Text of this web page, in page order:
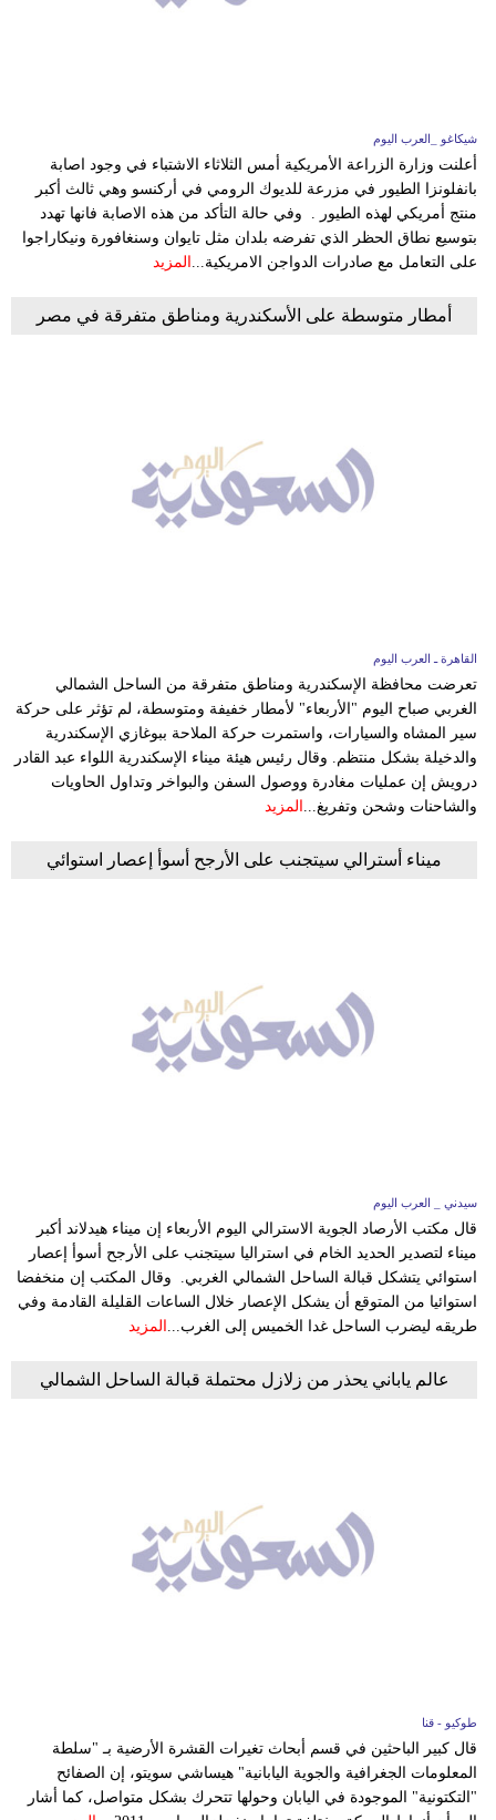
شيكاغو _العرب اليوم
أعلنت وزارة الزراعة الأمريكية أمس الثلاثاء الاشتباء في وجود اصابة
بانفلونزا الطيور في مزرعة للديوك الرومي في أركنسو وهي ثالث أكبر
منتج أمريكي لهذه الطيور . وفي حالة التأكد من هذه الاصابة فانها تهدد
بتوسيع نطاق الحظر الذي تفرضه بلدان مثل تايوان وسنغافورة ونيكاراجوا
على التعامل مع صادرات الدواجن الامريكية... المزيد
أمطار متوسطة على الأسكندرية ومناطق متفرقة في مصر
القاهرة ـ العرب اليوم
تعرضت محافظة الإسكندرية ومناطق متفرقة من الساحل الشمالي
الغربي صباح اليوم "الأربعاء" لأمطار خفيفة ومتوسطة، لم تؤثر على حركة
سير المشاه والسيارات، واستمرت حركة الملاحة ببوغازي الإسكندرية
والدخيلة بشكل منتظم. وقال رئيس هيئة ميناء الإسكندرية اللواء عبد القادر
درويش إن عمليات مغادرة ووصول السفن والبواخر وتداول الحاويات
والشاحنات وشحن وتفريغ...
المزيد
ميناء أسترالي سيتجنب على الأرجح أسوأ إعصار استوائي
سيدني _ العرب اليوم
قال مكتب الأرصاد الجوية الاسترالي اليوم الأربعاء إن ميناء هيدلاند أكبر
ميناء لتصدير الحديد الخام في استراليا سيتجنب على الأرجح أسوأ إعصار
استوائي يتشكل قبالة الساحل الشمالي الغربي. وقال المكتب إن منخفضا
استوائيا من المتوقع أن يشكل الإعصار خلال الساعات القليلة القادمة وفي
طريقه ليضرب الساحل غدا الخميس إلى الغرب... المزيد
عالم ياباني يحذر من زلازل محتملة قبالة الساحل الشمالي
طوكيو - قنا
قال كبير الباحثين في قسم أبحاث تغيرات القشرة الأرضية بـ "سلطة
المعلومات الجغرافية والجوية اليابانية" هيساشي سويتو، إن الصفائح
"التكتونية" الموجودة في اليابان وحولها تتحرك بشكل متواصل، كما أشار